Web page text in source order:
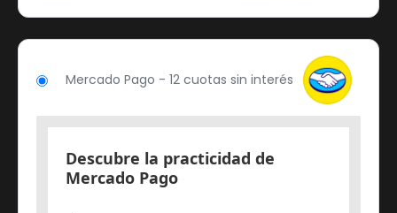
Mercado Pago - 12 cuotas sin interés
Descubre la practicidad de
Mercado Pago